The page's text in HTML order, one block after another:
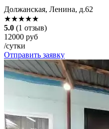
Должанская, Ленина, д.62
★★★★★
5.0 (1 отзыв)
12000 руб
/сутки
Отправить заявку